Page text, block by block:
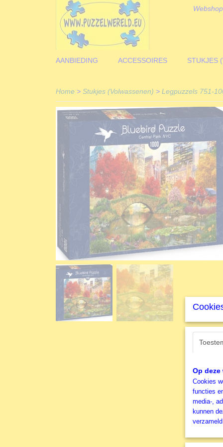
Webshop
AANBIEDING ACCESSOIRES STUKJES
Home > Stukjes (Volwassenen) > Legpuzzels 751-
Op
Cookies
functies
media-,
kunnen